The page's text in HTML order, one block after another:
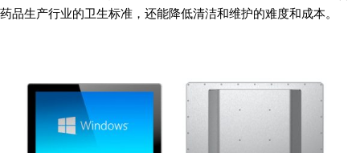
药品生产行业的卫生标准，还能降低清洁和维护的难度和成本。